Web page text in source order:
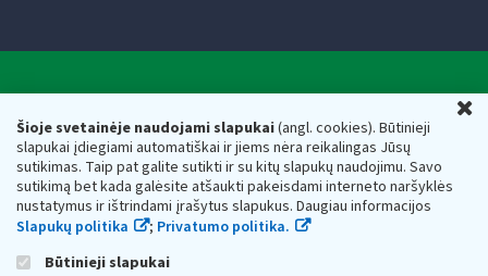
Šioje svetainėje naudojami slapukai(angl. cookies). Būtinieji
slapukai įdiegiami automatiškai ir jiems nėra reikalingas Jūsų
sutikimas. Taip pat galite sutikti ir su kitų slapukų naudojimu. Savo
sutikimą bet kada galėsite atšaukti pakeisdami interneto naršyklės
nustatymus ir ištrindami įrašytus slapukus. Daugiau informacijos
Slapukų politika
; Privatumo politika.
Būtinieji slapukai
Respublikos finansų ministerijos
Biudžetinė įstaiga. Juridinio asmens kodas — 188659752,
adresas: Vasario 16-osios g. 14, 01107 Vilnius, Lietuva, el.paštas:
vmi@vmi.lt, E. pristatymo dėžutės adresas 188659752
Duomenys apie Valstybinę mokesčių inspekciją prie Lietuvos
Respublikos finansų ministerijos kaupiami ir saugomi Juridinių